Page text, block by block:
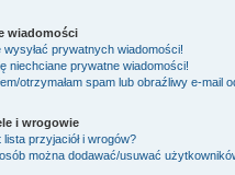
wiadomości
wysyłać prywatnych wiadomości!
niechciane prywatne wiadomości!
otrzymałam spam lub obraźliwy e-mail
i wrogowie
lista przyjaciół i wrogów?
można dodawać/usuwać